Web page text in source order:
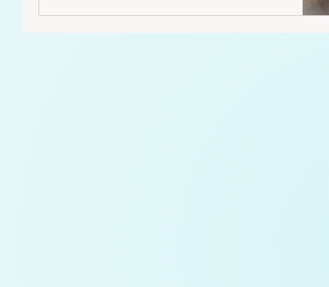
auf eine Art und Weise haben sie diese Energien
so wahrgenommen. Wenn wir aber in eine tiefere